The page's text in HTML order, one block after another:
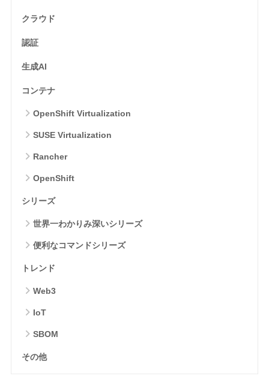
クラウド
認証
生成AI
コンテナ
OpenShift Virtualization
SUSE Virtualization
Rancher
OpenShift
シリーズ
世界一わかりみ深いシリーズ
便利なコマンドシリーズ
トレンド
Web3
IoT
SBOM
その他